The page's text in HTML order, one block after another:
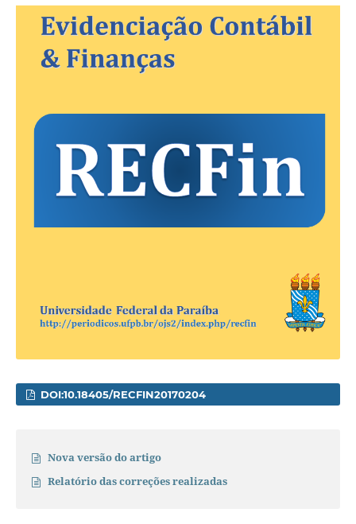
DOI:10.18405/RECFIN20170204
Nova versão do artigo
Relatório das correções realizadas